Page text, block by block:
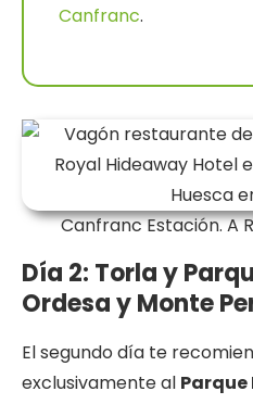
Canfranc.
Canfranc Estación. A
Día 2: Torla y
Ordesa y Monte
El segundo día te
exclusivamente al Parque